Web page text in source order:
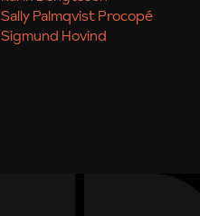
Sally Palmqvist Procopé
Sigmund Hovind